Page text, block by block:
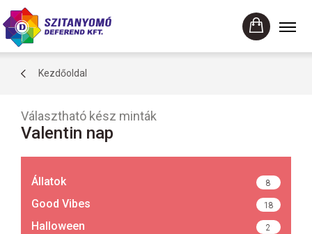
Kezdőoldal
Választható kész minták
Valentin nap
Állatok 8
Good Vibes 18
Halloween 2